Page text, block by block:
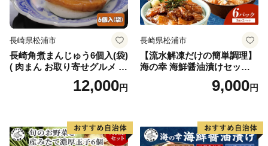
長崎県松浦市
長崎角煮まんじゅう6個入(袋)
( 肉まん お取り寄せグルメ 長
崎 送料無料 角煮 個包装 冷凍
角煮まん )【B2-221】
12,000円
長崎県松浦市
【流水解凍だけの簡単調理】
海の幸 海鮮醤油漬けセット
各2パック( アジ サバ ブリ 天
然 あじ さば ぶり 海鮮丼 流
ック セット 国産 ギフト 長崎
県 松浦市 )【A9-055】
9,000円